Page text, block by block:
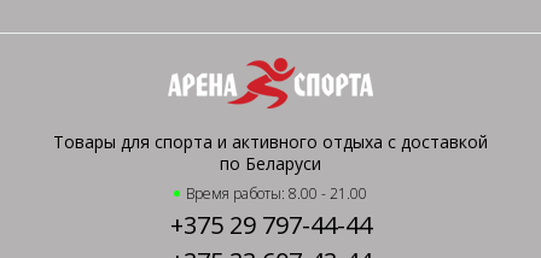
Товары для спорта и активного отдыха с доставкой
по Беларуси
Время работы: 8.00 - 21.00
+375 29 797-44-44